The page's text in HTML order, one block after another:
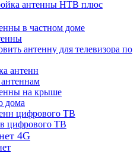
антенны НТВ плюс
в частном доме
антенну для телевизора по
антенн
на крыше
дома
цифрового ТВ
цифрового ТВ
4G